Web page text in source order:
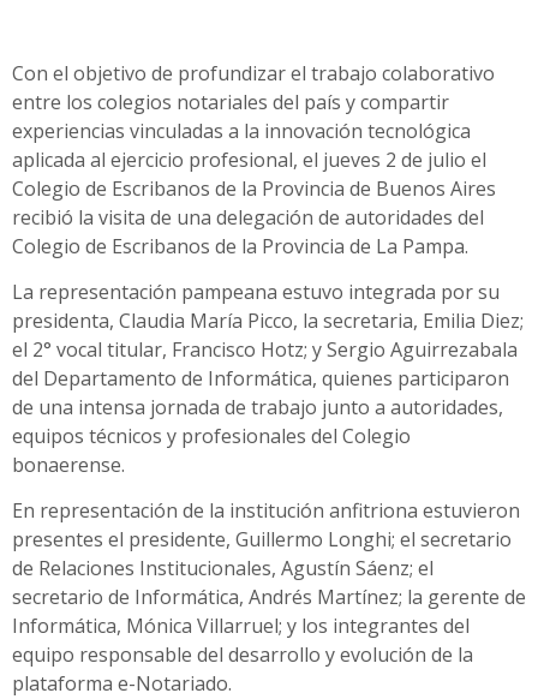
Con el objetivo de profundizar el trabajo colaborativo
entre los colegios notariales del país y compartir
experiencias vinculadas a la innovación tecnológica
aplicada al ejercicio profesional, el jueves 2 de julio el
Colegio de Escribanos de la Provincia de Buenos Aires
recibió la visita de una delegación de autoridades del
Colegio de Escribanos de la Provincia de La Pampa.
La representación pampeana estuvo integrada por su
presidenta, Claudia María Picco, la secretaria, Emilia Diez;
el 2° vocal titular, Francisco Hotz; y Sergio Aguirrezabala
del Departamento de Informática, quienes participaron
de una intensa jornada de trabajo junto a autoridades,
equipos técnicos y profesionales del Colegio
bonaerense.
En representación de la institución anfitriona estuvieron
presentes el presidente, Guillermo Longhi; el secretario
de Relaciones Institucionales, Agustín Sáenz; el
secretario de Informática, Andrés Martínez; la gerente de
Informática, Mónica Villarruel; y los integrantes del
equipo responsable del desarrollo y evolución de la
plataforma e-Notariado.